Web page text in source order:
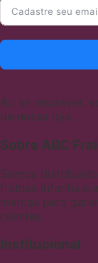
Ao se inscrever,
de nossa loja.
Sobre ABC
Somos
fraldas infantis e
marcas para
clientes
Institucional